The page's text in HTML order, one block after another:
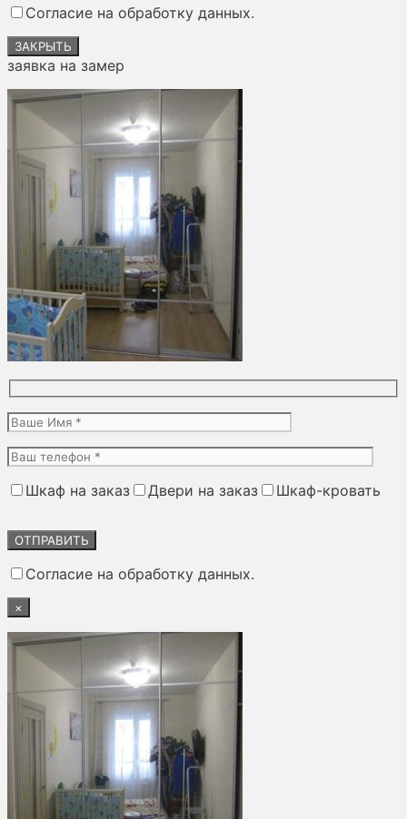
пустым.
Согласие на обработку данных.
ЗАКРЫТЬ
заявка на замер
Шкаф на заказ Двери на заказ
Шкаф-кровать
это
пустым.
Согласие на обработку данных.
×